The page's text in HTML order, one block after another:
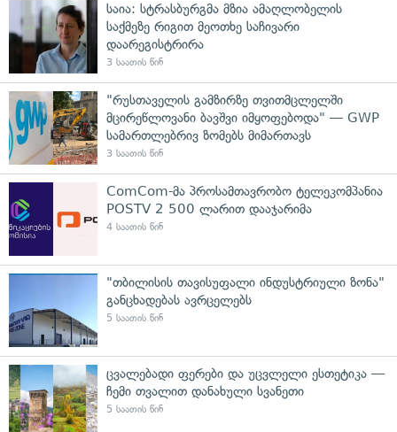
საია: სტრასბურგმა მზია ამაღლობელის
საქმეზე რიგით მეოთხე საჩივარი
დაარეგისტრირა
3 საათის წინ
"რუსთაველის გამზირზე თვითმცლელში
მცირეწლოვანი ბავშვი იმყოფებოდა" — GWP
სამართლებრივ ზომებს მიმართავს
3 საათის წინ
ComCom-მა პროსამთავრობო ტელეკომპანია
POSTV 2 500 ლარით დააჯარიმა
4 საათის წინ
"თბილისის თავისუფალი ინდუსტრიული ზონა"
განცხადებას ავრცელებს
5 საათის წინ
ცვალებადი ფერები და უცვლელი ესთეტიკა —
ჩემი თვალით დანახული სვანეთი
5 საათის წინ